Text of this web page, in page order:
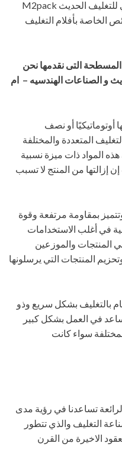
الخاصة بأفلام التغليف
المسطحة التى نقدمها نحن
و الصناعات الهندسيه – ام
أوتوماتيكيًا أو نصف
المتعددة والمختلفة
المواد ذات ميزة نسبية
إزالتها من المنتج لا تسبب
بمقاومة مرتفعة وقوة
في أغلب الاستخدامات
المنتجات والموزعين
المنتجات التي يرسلونها
بالتغليف بشكل سريع وذو
في العمل بشكل كبير
سواء كانت
تساعدنا في رؤية مدى
التغليف والذي تتطور
الاخيرة من القرن